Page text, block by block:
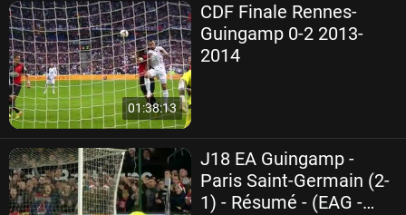
01:38:13
CDF Finale Rennes-
Guingamp 0-2 2013-
2014
J18 EA Guingamp -
Paris Saint-Germain (2-
1) - Résumé - (EAG -